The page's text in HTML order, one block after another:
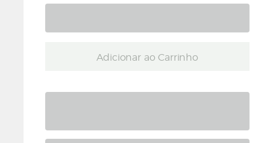
Adicionar ao Carrinho